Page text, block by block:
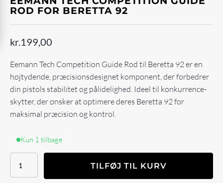
ROD FOR BERETTA 92
kr. 199,00
Eemann Tech Competition Guide Rod til Beretta 92 er en
højtydende, præcisionsdesignet komponent, der forbedrer
din pistols stabilitet og pålidelighed. Ideel til konkurrence-
skytter, der ønsker at optimere deres Beretta 92 for
maksimal præcision og kontrol.
Kun 1 tilbage
Eemann
TILFØJ TIL KURV